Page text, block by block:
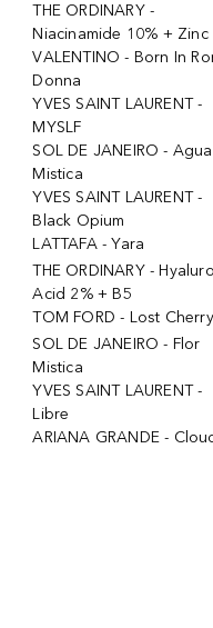
THE ORDINARY -
Niacinamide 10% + Zinc
VALENTINO - Born In
Donna
YVES SAINT LAURENT -
MYSLF
SOL DE JANEIRO - Agua
Mistica
YVES SAINT LAURENT -
Black Opium
LATTAFA - Yara
THE ORDINARY -
Acid 2% + B5
TOM FORD - Lost Cherry
SOL DE JANEIRO - Flor
Mistica
YVES SAINT LAURENT -
Libre
ARIANA GRANDE -